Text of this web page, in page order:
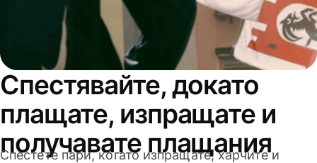
Спестявайте, докато
плащате, изпращате и
получавате плащания
Спестете пари, когато изпращате, харчите и